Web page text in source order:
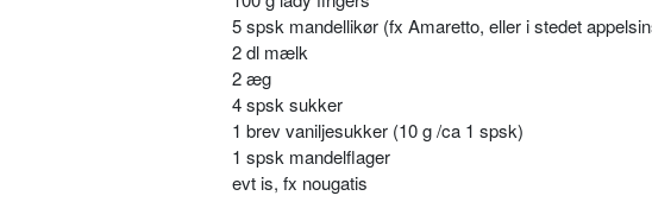
5 spsk mandellikør (fx Amaretto, eller i stedet
2 dl mælk
2 æg
4 spsk sukker
1 brev vaniljesukker (10 g /ca 1 spsk)
1 spsk mandelflager
evt is, fx nougatis